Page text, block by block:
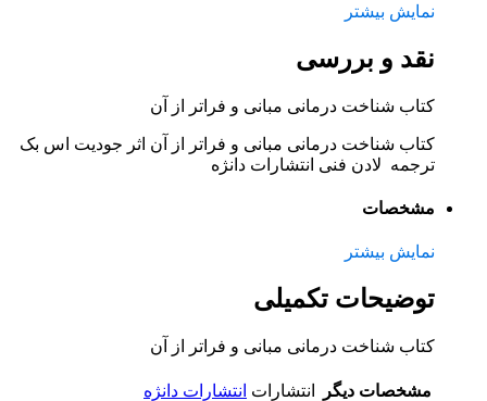
نمایش بیشتر
نقد و بررسی
کتاب شناخت درمانی مبانی و فراتر از آن
کتاب شناخت درمانی مبانی و فراتر از آن اثر جودیت اس بک
ترجمه لادن فنی انتشارات دانژه
مشخصات
نمایش بیشتر
توضیحات تکمیلی
کتاب شناخت درمانی مبانی و فراتر از آن
مشخصات دیگر انتشارات انتشارات دانژه